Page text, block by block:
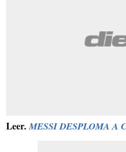
Leer.MESSI DESPLOMA A